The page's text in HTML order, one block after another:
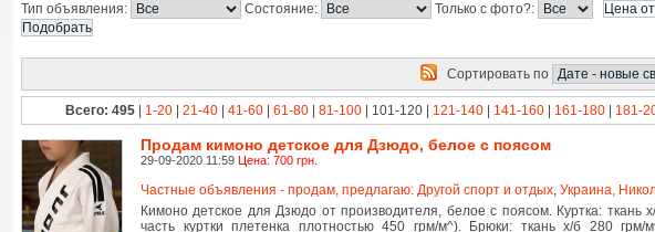
Тип объявления: Состояние: Только с фото?:
Сортировать по
Всего: 495| 1-20| 21-40| 41-60| 61-80| 81-100| 101-120 | 121-140| 141-160| 161-180| 181-
Продам кимоно детское для Дзюдо, белое с поясом
29-09-2020 11:59 Цена: 700 грн.
Частные объявления - продам, предлагаю: Другой спорт и отдых, Украина,
Кимоно детское для Дзюдо от производителя, белое с поясом. Куртка: ткань
часть куртки плетенка плотностью 450 грм/м^). Брюки: ткань х/б 280 грм/